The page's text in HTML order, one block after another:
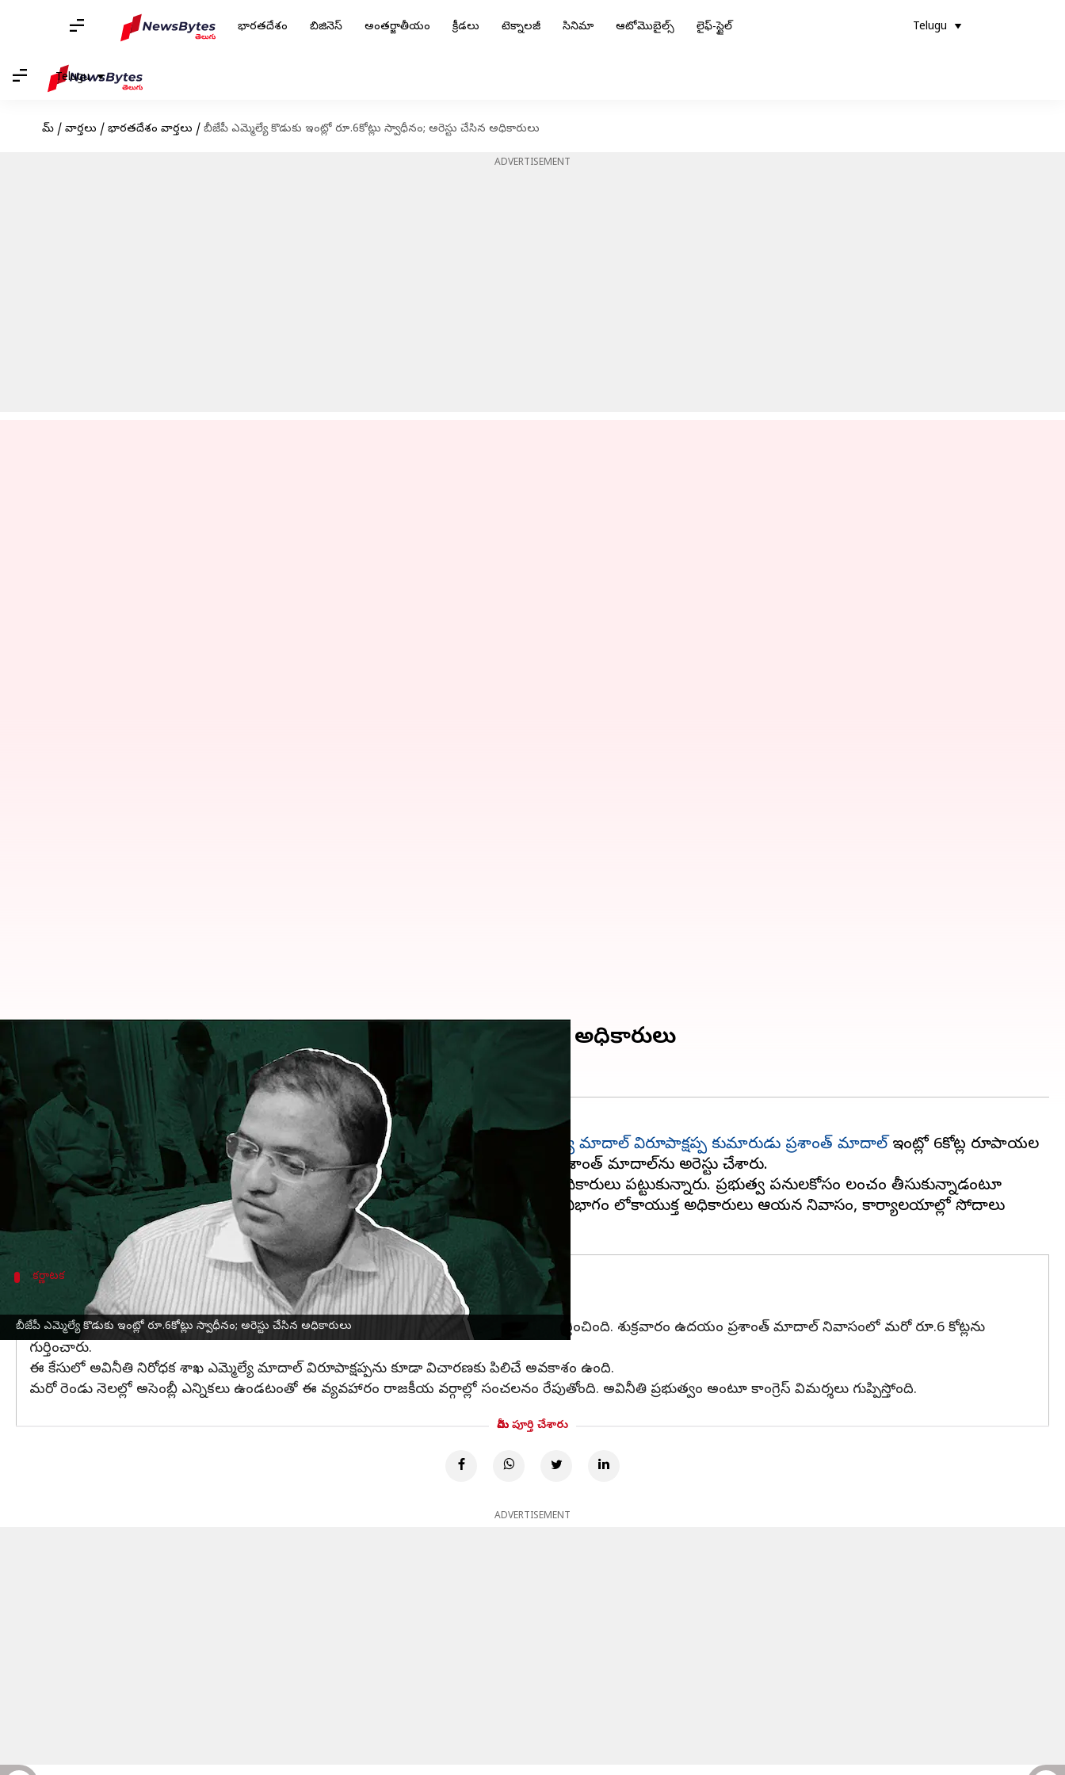
భారతదేశం బిజినెస్ అంతర్జాతీయం క్రీడలు టెక్నాలజీ సినిమా ఆటోమొబైల్స్ లైఫ్-స్టైల్ Telugu
Telugu
హోమ్ / వార్తలు / భారతదేశం వార్తలు / బీజేపీ ఎమ్మెల్యే కొడుకు ఇంట్లో రూ.6కోట్లు స్వాధీనం; అరెస్టు చేసిన అధికారులు
ADVERTISEMENT
బీజేపీ ఎమ్మెల్యే కొడుకు ఇంట్లో రూ.6కోట్లు స్వాధీనం; అరెస్టు చేసిన అధికారులు
బీజేపీ ఎమ్మెల్యే కొడుకు ఇంట్లో రూ.6కోట్లు స్వాధీనం; అరెస్టు చేసిన అధికారులు
వ్రాసిన వారు Mar 03, 2023 10:07 am
ఈ వార్తాకథనం ఏంటి
అసెంబ్లీ ఎన్నికల వేళ కర్ణాటకలో అధికారబీజేపీకి ఎదురుదెబ్బ తగిలింది. బీజేపీ సిట్టింగ్ ఎమ్మెల్యే మాదాల్ విరూపాక్షప్ప కుమారుడు ప్రశాంత్ మాదాల్ ఇంట్లో 6కోట్ల రూపాయల
నగదును శుక్రవారం ఉదయం లోకాయుక్త అధికారులు స్వాధీనం చేసుకున్నారు. అనంతరం ప్రశాంత్ మాదాల్‌ను అరెస్టు చేశారు.
ప్రశాంత్ మాదాల్ తన కార్యాలయంలో రూ.40లక్షల లంచం తీసుకుంటుండగా లోకాయుక్త అధికారులు పట్టుకున్నారు. ప్రభుత్వ పనులకోసం లంచం తీసుకున్నాడంటూ
ప్రశాంత్‌పై ఓ వ్యక్తి గురువారం ఉదయం ఫిర్యాదు చేశారు. కర్ణాటక ప్రభుత్వ అవినీతి నిరోధక విభాగం లోకాయుక్త అధికారులు ఆయన నివాసం, కార్యాలయాల్లో సోదాలు
కర్ణాటక
ఎమ్మెల్యేను కూడా విచారణకు పిలిచే అవకాశం
ప్రశాంత్ మాదాల్ కార్యాలయంలో రూ.40 లక్షల లంచంతోపాటు మరో రూ.1.7 కోట్లను లోకాయుక్త గుర్తించింది. శుక్రవారం ఉదయం ప్రశాంత్ మాదాల్ నివాసంలో మరో రూ.6 కోట్లను
గుర్తించారు.
ఈ కేసులో అవినీతి నిరోధక శాఖ ఎమ్మెల్యే మాదాల్ విరూపాక్షప్పను కూడా విచారణకు పిలిచే అవకాశం ఉంది.
మరో రెండు నెలల్లో అసెంబ్లీ ఎన్నికలు ఉండటంతో ఈ వ్యవహారం రాజకీయ వర్గాల్లో సంచలనం రేపుతోంది. అవినీతి ప్రభుత్వం అంటూ కాంగ్రెస్ విమర్శలు గుప్పిస్తోంది.
మీరు పూర్తి చేశారు
ADVERTISEMENT